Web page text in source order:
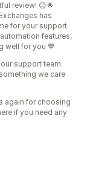
review! 😊🌟
has
for your support
features,
well for you 💙
support team.
we care
again for choosing
if you need any